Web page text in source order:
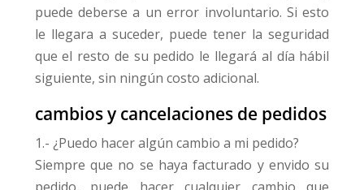
puede deberse a un error involuntario. Si esto
le llegara a suceder, puede tener la seguridad
que el resto de su pedido le llegará al día hábil
siguiente, sin ningún costo adicional.
cambios y cancelaciones de pedidos
1.- ¿Puedo hacer algún cambio a mi pedido?
Siempre que no se haya facturado y envido su